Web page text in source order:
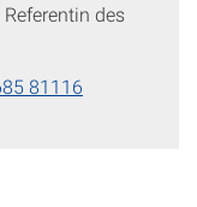
des
81116